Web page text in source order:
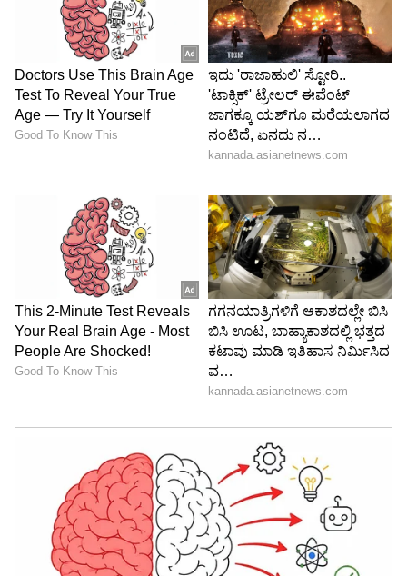
Image Credit :Actress.soundarya/Instagram
ಗಾಸಿಪ್‌ಗಳಿಗೆ ಬ್ರೇಕ್ ಹಾಕಿ ಸಾಫ್ಟ್‌ವೇರ್ ಎಂಜಿನಿಯರ್
ಜೊತೆ ಮದುವೆ (Tackling Rumors and Marriage)
ತೆಲುಗಿನ ಅಗ್ರ ನಟರಾದ ಚಿರಂಜೀವಿ, ವೆಂಕಟೇಶ್,
ನಾಗಾರ್ಜುನ, ಬಾಲಕೃಷ್ಣ, ಮೋಹನ್ ಬಾಬು, ರಾಜಶೇಖರ್,
ನಟರ ಜೊತೆ ನಟಿಸಿ ನಂಬರ್ ಒನ್ ನಟಿಯಾಗಿ ಸೌಂದರ್ಯ
ರಾಣಿಸಿದ್ದರು. ಈ ವೇಳೆ ಜಗಪತಿಬಾಬು ಹಾಗೂ ವೆಂಕಟೇಶ್
ಜೊತೆ ಇವರ ಅಫೇರ್ ಇದೆ ಎಂಬ ಗಾಸಿಪ್‌ಗಳು ಅಪ್ಪಳಿಸಿದ್ದವು.
ಆದರೆ, ಈ ಎಲ್ಲಾ ವದಂತಿಗಳಿಗೆ ಪೂರ್ಣವಿರಾಮ ಇಟ್ಟ
ಸೌಂದರ್ಯ, ಸಾಫ್ಟ್‌ವೇರ್ ಎಂಜಿನಿಯರ್ ರಘು ಅವರನ್ನು
ವಿವಾಹವಾಗಿ ಸೆಟಲ್ ಆದರು. ಆದರೆ ವಿಧಿಯ ಆಟ ಬೇರೆಯೇ
ಆಗಿತ್ತು, ಮದುವೆಯಾದ ಕೇವಲ ಒಂದು ವರ್ಷ